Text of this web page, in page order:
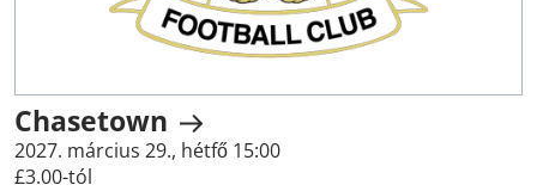
Chasetown
2027. március 29., hétfő 15:00
£3.00-tól